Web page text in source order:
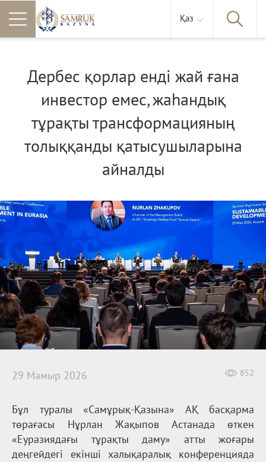
Қаз
Дербес қорлар енді жай ғана
инвестор емес, жаһандық
тұрақты трансформацияның
толыққанды қатысушыларына
айналды
852
29 Мамыр 2026
Бұл туралы «Самұрық-Қазына» АҚ басқарма
төрағасы Нұрлан Жақыпов Астанада өткен
«Еуразиядағы тұрақты даму» атты жоғары
деңгейдегі екінші халықаралық конференцияда